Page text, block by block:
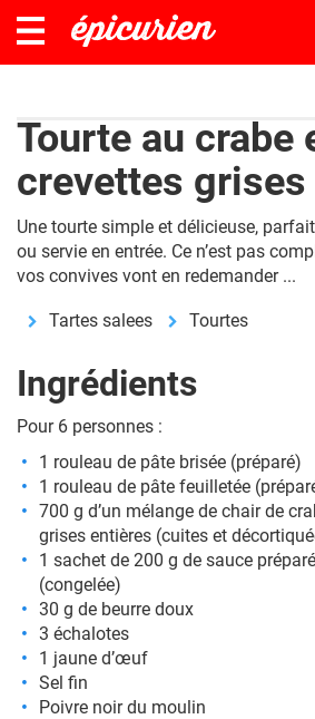
Tourte au crabe
crevettes grises
Une tourte simple et délicieuse,
ou servie en entrée. Ce n’est pas
vos convives vont en redemander ...
Tartes salees Tourtes
Ingrédients
Pour 6 personnes :
1 rouleau de pâte brisée (préparé)
1 rouleau de pâte feuilletée
700 g d’un mélange de chair de
grises entières (cuites et
1 sachet de 200 g de sauce
(congelée)
30 g de beurre doux
3 échalotes
1 jaune d’œuf
Sel fin
Poivre noir du moulin